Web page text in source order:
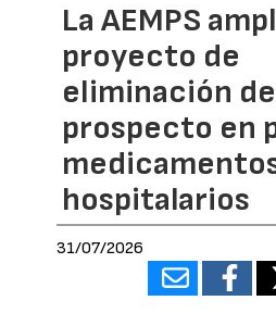
La AEMPS
proyecto de
eliminación
prospecto en
hospitalarios
31/07/2026